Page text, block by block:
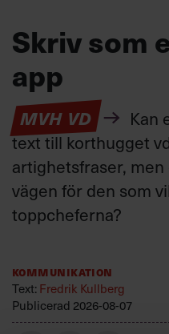
Skriv som
app
MVH VD
Kan
text till korthugget
artighetsfraser,
vägen för den som
toppcheferna?
Kommunikation
Text:Fredrik Kullberg
Publicerad 2026-08-07